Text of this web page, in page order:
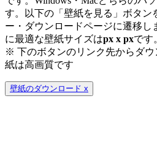
す。以下の「壁紙を見る」ボタン
ー・ダウンロードページに遷移し
に最適な壁紙サイズはpx x pxです
※ 下のボタンのリンク先からダウ
紙は高画質です
壁紙のダウンロード x